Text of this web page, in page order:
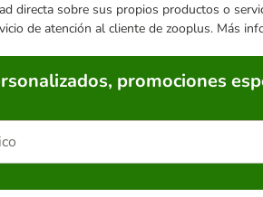
directa sobre sus propios productos o
de atención al cliente de zooplus. Más
promociones